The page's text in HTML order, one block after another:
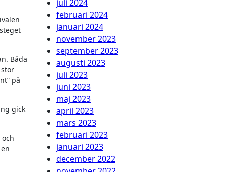
Båda
på
gick
juli 2024
februari 2024
januari 2024
november 2023
september 2023
augusti 2023
juli 2023
juni 2023
maj 2023
april 2023
mars 2023
februari 2023
januari 2023
december 2022